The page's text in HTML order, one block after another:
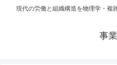
現代の労働と組織構造を物理学・複
事